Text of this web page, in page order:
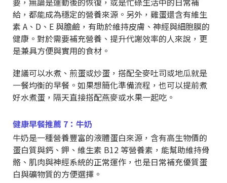
給，都能成為穩定的營養來源。另外，雞蛋還含有維生
素 A、D、E 與膽鹼，有助於維持皮膚、神經與細胞膜的
健康。對於需要補充營養、提升代謝效率的人來說，更
是兼具方便與實用的食材。
建議可以水煮、煎蛋或炒蛋，搭配全麥吐司或地瓜就是
一餐均衡的早餐。如果想簡化準備流程，也可以提前煮
好水煮蛋，隔天直接搭配燕麥或水果一起吃。
健康早餐推薦 7：牛奶
牛奶是一種營養豐富的液體蛋白來源，含有高生物價的
蛋白質與鈣、鉀、維生素 B12 等營養素，能幫助維持骨
骼、肌肉與神經系統的正常運作，也是日常補充優質蛋
白與礦物質的方便選擇。